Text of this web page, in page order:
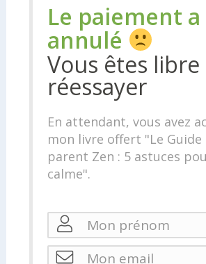
Le paiement
annulé
Vous êtes libre
réessayer
En attendant, vous avez
mon livre offert "Le Guide
parent Zen : 5 astuces
calme".